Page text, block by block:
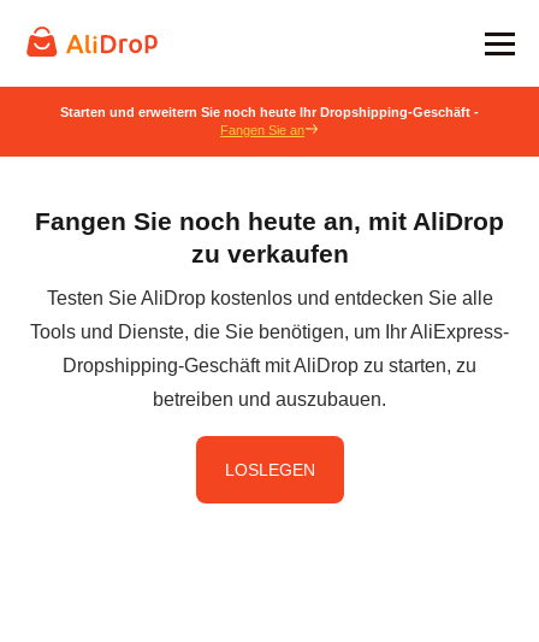
Starten und erweitern Sie noch heute Ihr Dropshipping-Geschäft -
Fangen Sie an
Fangen Sie noch heute an, mit AliDrop
zu verkaufen
Testen Sie AliDrop kostenlos und entdecken Sie alle
Tools und Dienste, die Sie benötigen, um Ihr AliExpress-
Dropshipping-Geschäft mit AliDrop zu starten, zu
betreiben und auszubauen.
LOSLEGEN